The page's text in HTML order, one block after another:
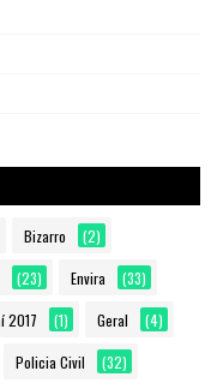
Bizarro (2)
(23) Envira (33)
2017 (1) Geral (4)
Policia Civil (32)